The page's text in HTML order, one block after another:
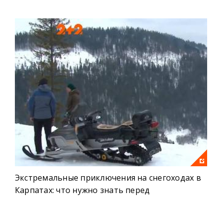
Экстремальные приключения на снегоходах в
Карпатах: что нужно знать перед